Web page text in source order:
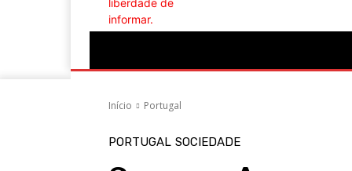
Início Portugal
PORTUGAL SOCIEDADE